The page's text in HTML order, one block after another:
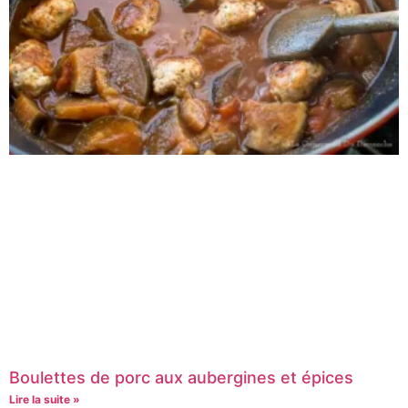
Boulettes de porc aux aubergines et épices
Lire la suite »